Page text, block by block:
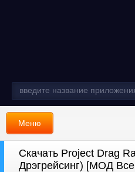
Меню
Скачать Project Drag
Дрэгрейсинг) [МОД Все